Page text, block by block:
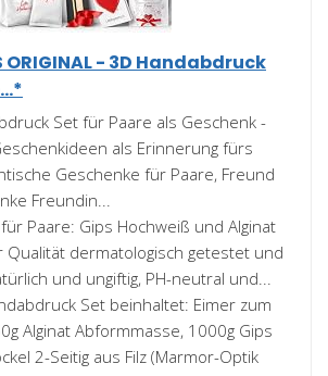
ORIGINAL - 3D Handabdruck
Set für Paare als Geschenk -
als Erinnerung fürs
Geschenke für Paare, Freund
Freundin...
Paare: Gips Hochweiß und Alginat
Qualität dermatologisch getestet und
und ungiftig, PH-neutral und...
Set beinhaltet: Eimer zum
Alginat Abformmasse, 1000g Gips
2-Seitig aus Filz (Marmor-Optik